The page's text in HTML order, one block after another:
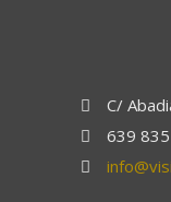
C/
639